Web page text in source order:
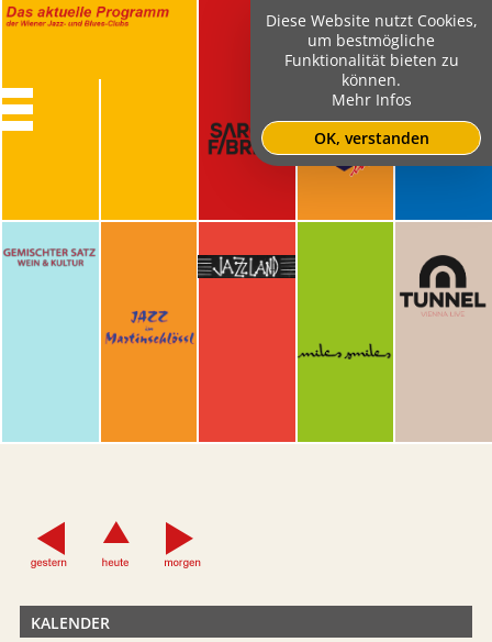
KALENDER
Diese Website nutzt Cookies,
um bestmögliche
Funktionalität bieten zu
können.
Mehr Infos
OK, verstanden